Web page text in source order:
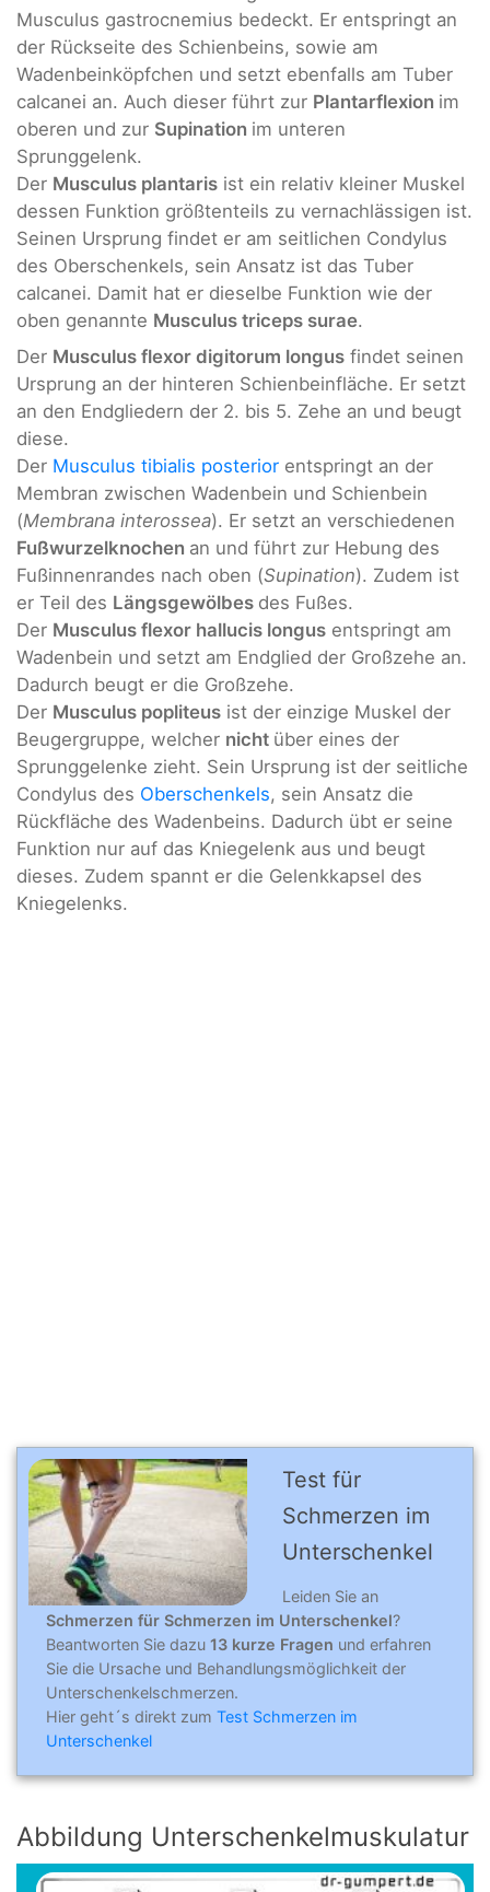
Musculus gastrocnemius bedeckt. Er entspringt an
der Rückseite des Schienbeins, sowie am
Wadenbeinköpfchen und setzt ebenfalls am Tuber
calcanei an. Auch dieser führt zur Plantarflexion im
oberen und zur Supination im unteren
Sprunggelenk.
Der Musculus plantaris ist ein relativ kleiner Muskel
dessen Funktion größtenteils zu vernachlässigen ist.
Seinen Ursprung findet er am seitlichen Condylus
des Oberschenkels, sein Ansatz ist das Tuber
calcanei. Damit hat er dieselbe Funktion wie der
oben genannte Musculus triceps surae.
Der Musculus flexor digitorum longus findet seinen
Ursprung an der hinteren Schienbeinfläche. Er setzt
an den Endgliedern der 2. bis 5. Zehe an und beugt
diese.
Der Musculus tibialis posterior entspringt an der
Membran zwischen Wadenbein und Schienbein
(Membrana interossea). Er setzt an verschiedenen
Fußwurzelknochen an und führt zur Hebung des
Fußinnenrandes nach oben (Supination). Zudem ist
er Teil des Längsgewölbes des Fußes.
Der Musculus flexor hallucis longus entspringt am
Wadenbein und setzt am Endglied der Großzehe an.
Dadurch beugt er die Großzehe.
Der Musculus popliteus ist der einzige Muskel der
Beugergruppe, welcher nicht über eines der
Sprunggelenke zieht. Sein Ursprung ist der seitliche
Condylus des Oberschenkels, sein Ansatz die
Rückfläche des Wadenbeins. Dadurch übt er seine
Funktion nur auf das Kniegelenk aus und beugt
dieses. Zudem spannt er die Gelenkkapsel des
Kniegelenks.
Test für
Schmerzen im
Unterschenkel
Leiden Sie an
Schmerzen für Schmerzen im Unterschenkel?
Beantworten Sie dazu 13 kurze Fragen und erfahren
Sie die Ursache und Behandlungsmöglichkeit der
Unterschenkelschmerzen.
Hier geht´s direkt zum Test Schmerzen im
Unterschenkel
Abbildung Unterschenkelmuskulatur